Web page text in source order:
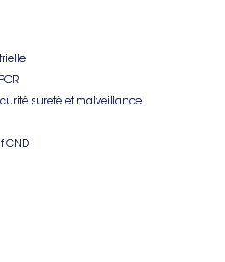
sureté et malveillance
CND